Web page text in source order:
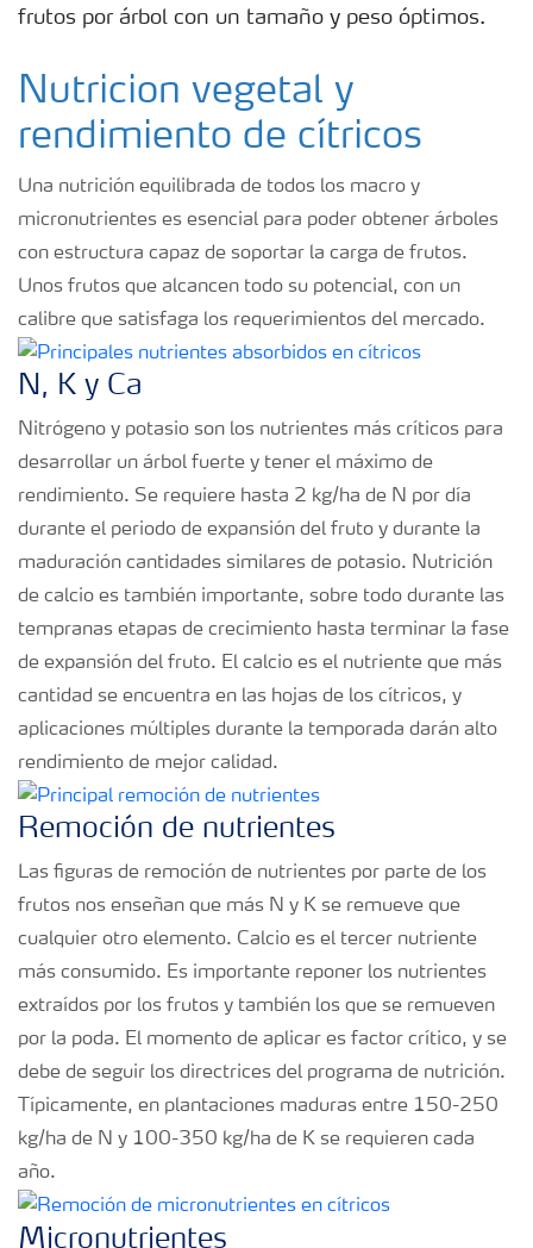
Deficiencias
frutos por árbol con un tamaño y peso óptimos.
Nutricion vegetal y
rendimiento de cítricos
Una nutrición equilibrada de todos los macro y
micronutrientes es esencial para poder obtener árboles
con estructura capaz de soportar la carga de frutos.
Unos frutos que alcancen todo su potencial, con un
calibre que satisfaga los requerimientos del mercado.
N, K y Ca
Nitrógeno y potasio son los nutrientes más críticos para
desarrollar un árbol fuerte y tener el máximo de
rendimiento. Se requiere hasta 2 kg/ha de N por día
durante el periodo de expansión del fruto y durante la
maduración cantidades similares de potasio. Nutrición
de calcio es también importante, sobre todo durante las
tempranas etapas de crecimiento hasta terminar la fase
de expansión del fruto. El calcio es el nutriente que más
cantidad se encuentra en las hojas de los cítricos, y
aplicaciones múltiples durante la temporada darán alto
rendimiento de mejor calidad.
Remoción de nutrientes
Las figuras de remoción de nutrientes por parte de los
frutos nos enseñan que más N y K se remueve que
cualquier otro elemento. Calcio es el tercer nutriente
más consumido. Es importante reponer los nutrientes
extraídos por los frutos y también los que se remueven
por la poda. El momento de aplicar es factor crítico, y se
debe de seguir los directrices del programa de nutrición.
Típicamente, en plantaciones maduras entre 150-250
kg/ha de N y 100-350 kg/ha de K se requieren cada
año.
Micronutrientes